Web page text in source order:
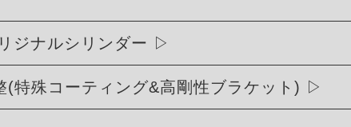
ジナルシリンダー
(特殊コーティング&高剛性ブラケット)